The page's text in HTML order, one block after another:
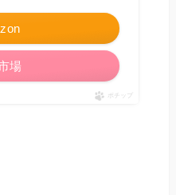
場
ポチップ